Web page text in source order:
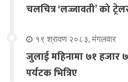
चलचित्र ‘लज्जावती’ को
१९ श्रावण २०८३, मंगलवार
जुलाई महिनामा ७१ हजार
पर्यटक भित्रिए